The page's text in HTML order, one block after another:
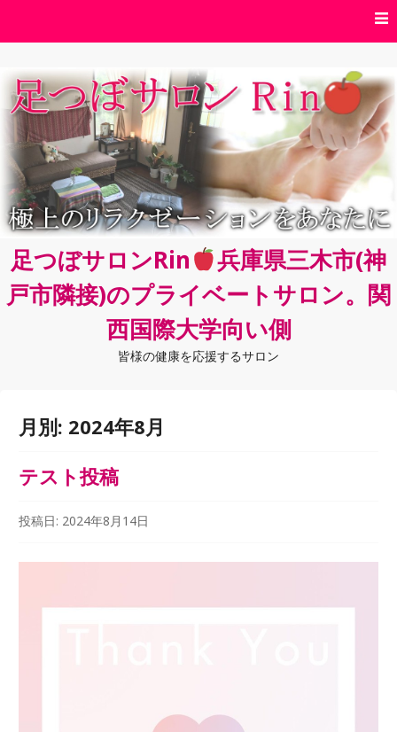
ン
ツ
へ
ス
キ
ッ
プ
足つぼサロンRin
兵庫県三木市(神
戸市隣接)のプライベートサロン。関
西国際大学向い側
皆様の健康を応援するサロン
月別: 2024年8月
テスト投稿
投稿日: 2024年8月14日